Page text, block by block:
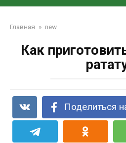
Главная » new
Как
Поделиться